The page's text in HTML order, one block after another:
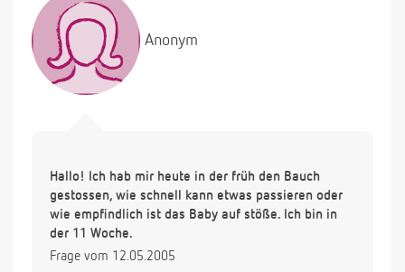
Anonym
Hallo! Ich hab mir heute in der früh den Bauch
gestossen, wie schnell kann etwas passieren oder
wie empfindlich ist das Baby auf stöße. Ich bin in
der 11 Woche.
Frage vom 12.05.2005